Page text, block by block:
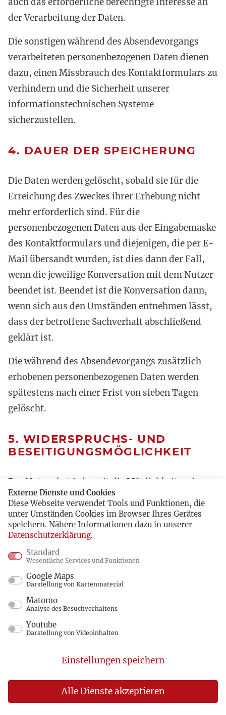
der Verarbeitung der Daten.
Die sonstigen während des Absendevorgangs
verarbeiteten personenbezogenen Daten dienen
dazu, einen Missbrauch des Kontaktformulars zu
verhindern und die Sicherheit unserer
informationstechnischen Systeme
sicherzustellen.
4. DAUER DER SPEICHERUNG
Die Daten werden gelöscht, sobald sie für die
Erreichung des Zweckes ihrer Erhebung nicht
mehr erforderlich sind. Für die
personenbezogenen Daten aus der Eingabemaske
des Kontaktformulars und diejenigen, die per E-
Mail übersandt wurden, ist dies dann der Fall,
wenn die jeweilige Konversation mit dem Nutzer
beendet ist. Beendet ist die Konversation dann,
wenn sich aus den Umständen entnehmen lässt,
dass der betroffene Sachverhalt abschließend
geklärt ist.
Die während des Absendevorgangs zusätzlich
erhobenen personenbezogenen Daten werden
spätestens nach einer Frist von sieben Tagen
gelöscht.
5. WIDERSPRUCHS- UND
BESEITIGUNGSMÖGLICHKEIT
Der Nutzer hat jederzeit die Möglichkeit, seine
Einwilligung zur Verarbeitung der
personenbezogenen Daten zu widerrufen. Nimmt
der Nutzer per E-Mail Kontakt mit uns auf, so
personenbezogenen Daten jederzeit
widersprechen. In einem solchen Fall kann die
Konversation nicht fortgeführt werden.
Der Widerruf der Einwilligung und der
Widerspruch der Speicherung ist möglich durch
homepage@gymnasium-leoninum-
handrup.de.
Alle personenbezogenen Daten, die im Zuge der
Externe Dienste und Cookies
Diese Webseite verwendet Tools und Funktionen, die
unter Umständen Cookies im Browser Ihres Gerätes
speichern. Nähere Informationen dazu in unserer
Datenschutzerklärung.
Standard
Wesentliche Services und Funktionen
Google Maps
Darstellung von Kartenmaterial
Matomo
Analyse des Besuchverhaltens
Youtube
Darstellung von Videoinhalten
Alle Dienste akzeptieren
Einstellungen speichern